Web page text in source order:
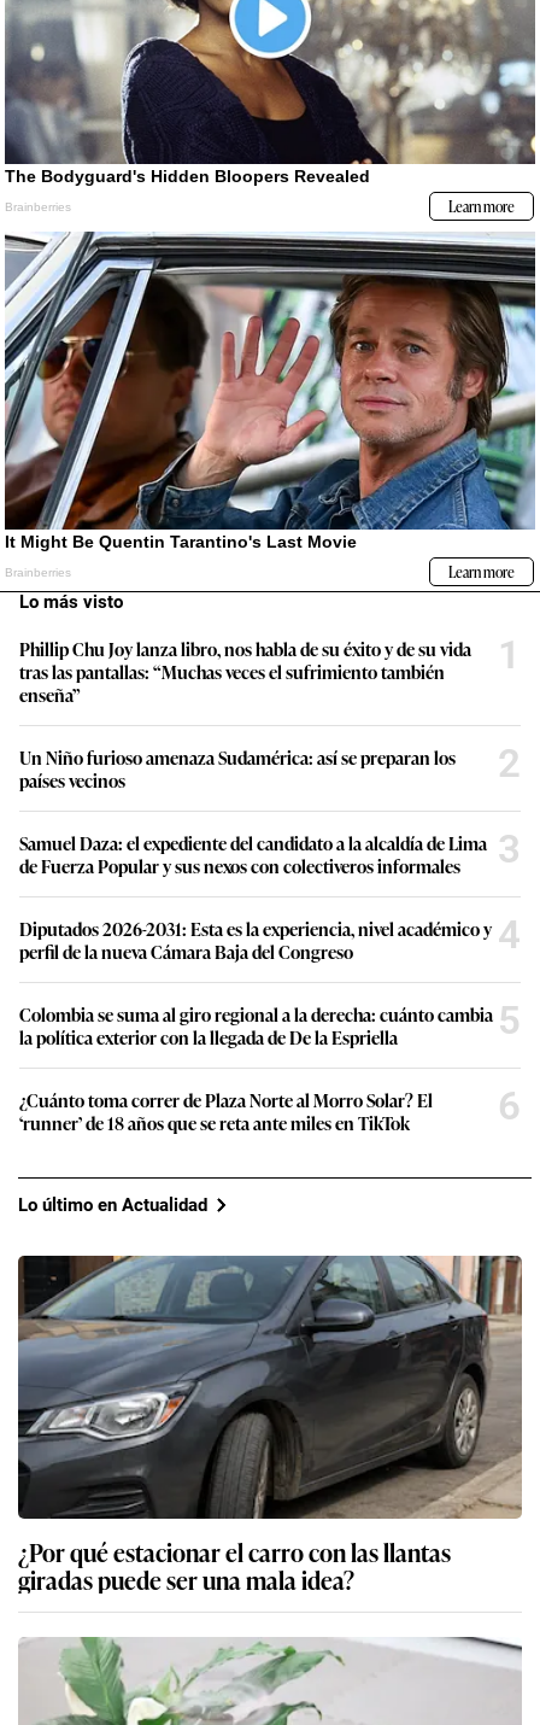
Lo más visto
Phillip Chu Joy lanza libro, nos habla de su éxito y de su vida
tras las pantallas: “Muchas veces el sufrimiento también
enseña”
1
Un Niño furioso amenaza Sudamérica: así se preparan los
países vecinos
2
Samuel Daza: el expediente del candidato a la alcaldía de Lima
de Fuerza Popular y sus nexos con colectiveros informales
3
Diputados 2026-2031: Esta es la experiencia, nivel académico y
perfil de la nueva Cámara Baja del Congreso
4
Colombia se suma al giro regional a la derecha: cuánto cambia
la política exterior con la llegada de De la Espriella
5
¿Cuánto toma correr de Plaza Norte al Morro Solar? El
‘runner’ de 18 años que se reta ante miles en TikTok
6
Lo último en Actualidad
¿Por qué estacionar el carro con las llantas
giradas puede ser una mala idea?